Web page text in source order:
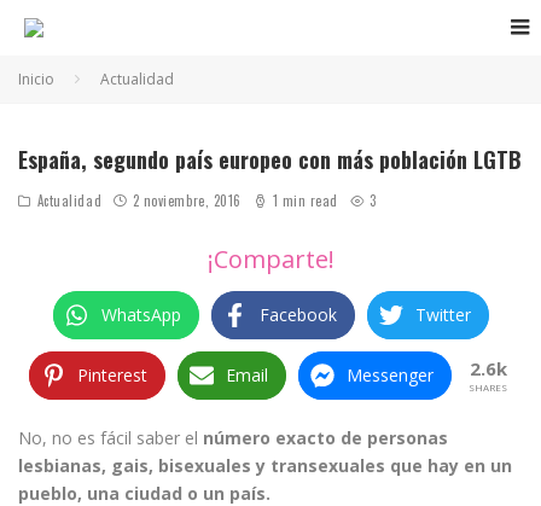
Inicio Actualidad
España, segundo país europeo con más población LGTB
Actualidad 2 noviembre, 2016 1 min read 3
¡Comparte!
WhatsApp Facebook Twitter
Pinterest Email Messenger 2.6k
SHARES
No, no es fácil saber el número exacto de personas
lesbianas, gais, bisexuales y transexuales que hay en un
pueblo, una ciudad o un país.